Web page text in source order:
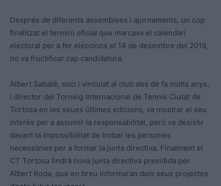
Després de diferents assemblees i ajornaments, un cop
finalitzat el termini oficial que marcava el calendari
electoral per a fer eleccions el 14 de desembre del 2019,
no va fructificar cap candidatura.
Albert Sabaté, soci i vinculat al club des de fa molts anys,
i director del Torneig Internacional de Tennis Ciutat de
Tortosa en les seues últimes edicions, va mostrar el seu
interès per a assumir la responsabilitat, però va desistir
davant la impossibilitat de trobar les persones
necessàries per a formar la junta directiva. Finalment el
CT Tortosa tindrà nova junta directiva presidida per
Albert Roda, que en breu informaran dels seus projectes